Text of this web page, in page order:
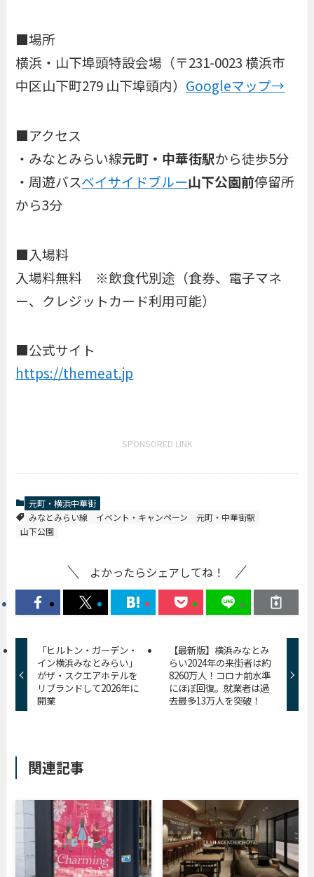
■場所
横浜・山下埠頭特設会場（〒231-0023 横浜市
中区山下町279 山下埠頭内） Googleマップ→
■アクセス
・みなとみらい線元町・中華街駅から徒歩5分
・周遊バスベイサイドブルー山下公園前停留所
から3分
■入場料
入場料無料 ※飲食代別途（食券、電子マネ
ー、クレジットカード利用可能）
■公式サイト
https://themeat.jp
SPONSORED LINK
元町・横浜中華街
みなとみらい線
イベント・キャンペーン
元町・中華街駅
山下公園
よかったらシェアしてね！
「ヒルトン・ガーデン・
イン横浜みなとみらい」
がザ・スクエアホテルを
リブランドして2026年に
開業
【最新版】横浜みなとみ
らい2024年の来街者は約
8260万人！コロナ前水準
にほぼ回復。就業者は過
去最多13万人を突破！
関連記事